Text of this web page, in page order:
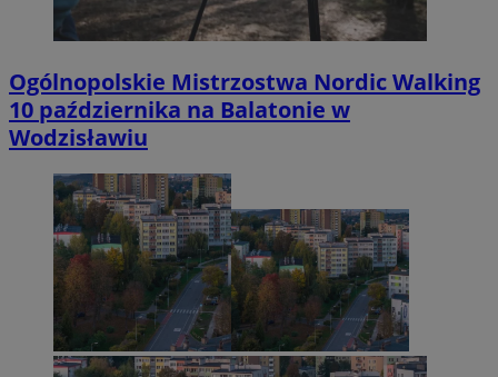
Ogólnopolskie Mistrzostwa Nordic Walking
10 października na Balatonie w
Wodzisławiu